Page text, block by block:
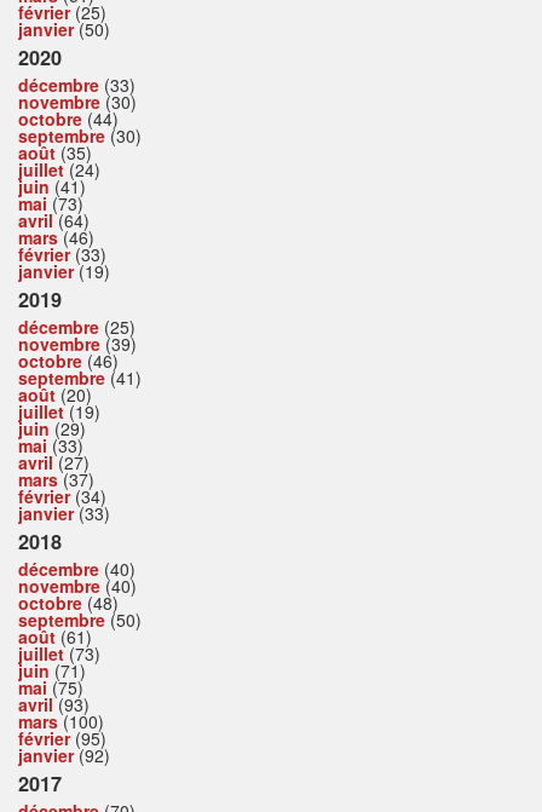
février(25)
janvier(50)
2020
décembre (33)
novembre (30)
octobre (44)
septembre (30)
août (35)
juillet(24)
juin (41)
mai (73)
avril(64)
mars(46)
février(33)
janvier(19)
2019
décembre (25)
novembre (39)
octobre (46)
septembre (41)
août (20)
juillet(19)
juin (29)
mai (33)
avril(27)
mars(37)
février(34)
janvier(33)
2018
décembre (40)
novembre (40)
octobre (48)
septembre (50)
août (61)
juillet(73)
juin (71)
mai (75)
avril(93)
mars(100)
février(95)
janvier(92)
2017